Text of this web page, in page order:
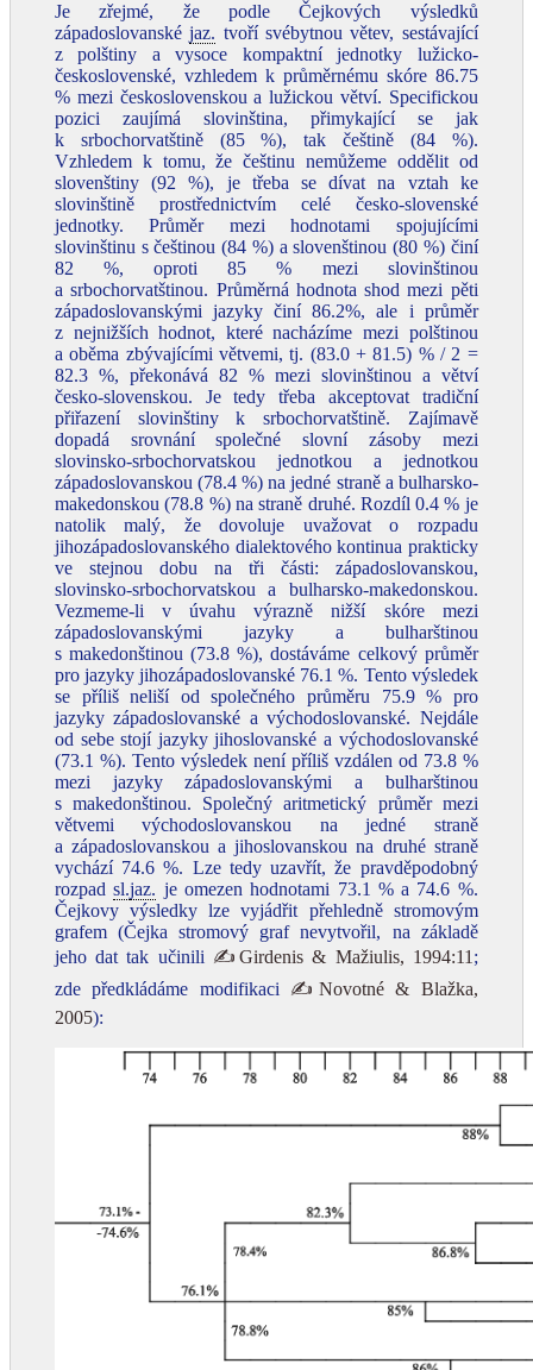
Je zřejmé, že podle Čejkových výsledků
západoslovanskéjaz. tvoří svébytnou větev, sestávající
z polštiny a vysoce kompaktní jednotky lužicko-
československé, vzhledem k průměrnému skóre 86.75
% mezi československou a lužickou větví. Specifickou
pozici zaujímá slovinština, přimykající se jak
k srbochorvatštině (85 %), tak češtině (84 %).
Vzhledem k tomu, že češtinu nemůžeme oddělit od
slovenštiny (92 %), je třeba se dívat na vztah ke
slovinštině prostřednictvím celé česko-slovenské
jednotky. Průměr mezi hodnotami spojujícími
slovinštinu s češtinou (84 %) a slovenštinou (80 %) činí
82 %, oproti 85 % mezi slovinštinou
a srbochorvatštinou. Průměrná hodnota shod mezi pěti
západoslovanskými jazyky činí 86.2%, ale i průměr
z nejnižších hodnot, které nacházíme mezi polštinou
a oběma zbývajícími větvemi, tj. (83.0 + 81.5) % / 2 =
82.3 %, překonává 82 % mezi slovinštinou a větví
česko-slovenskou. Je tedy třeba akceptovat tradiční
přiřazení slovinštiny k srbochorvatštině. Zajímavě
dopadá srovnání společné slovní zásoby mezi
slovinsko-srbochorvatskou jednotkou a jednotkou
západoslovanskou (78.4 %) na jedné straně a bulharsko-
makedonskou (78.8 %) na straně druhé. Rozdíl 0.4 % je
natolik malý, že dovoluje uvažovat o rozpadu
jihozápadoslovanského dialektového kontinua prakticky
ve stejnou dobu na tři části: západoslovanskou,
slovinsko‑srbochorvatskou a bulharsko-makedonskou.
Vezmeme-li v úvahu výrazně nižší skóre mezi
západoslovanskými jazyky a bulharštinou
s makedonštinou (73.8 %), dostáváme celkový průměr
pro jazyky jihozápadoslovanské 76.1 %. Tento výsledek
se příliš neliší od společného průměru 75.9 % pro
jazyky západoslovanské a východoslovanské. Nejdále
od sebe stojí jazyky jihoslovanské a východoslovanské
(73.1 %). Tento výsledek není příliš vzdálen od 73.8 %
mezi jazyky západoslovanskými a bulharštinou
s makedonštinou. Společný aritmetický průměr mezi
větvemi východoslovanskou na jedné straně
a západoslovanskou a jihoslovanskou na druhé straně
vychází 74.6 %. Lze tedy uzavřít, že pravděpodobný
rozpadsl.jaz. je omezen hodnotami 73.1 % a 74.6 %.
Čejkovy výsledky lze vyjádřit přehledně stromovým
grafem (Čejka stromový graf nevytvořil, na základě
jeho dat tak učinili ✍Girdenis & Mažiulis, 1994:11;
zde předkládáme modifikaci ✍Novotné & Blažka,
2005):